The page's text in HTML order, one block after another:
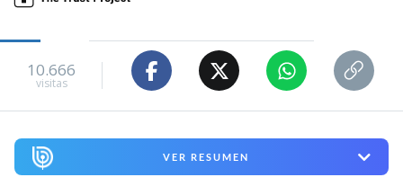
10.666
visitas
VER RESUMEN